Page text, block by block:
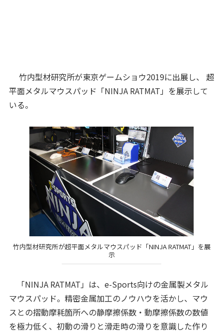
竹内型材研究所が東京ゲームショウ2019に出展し、 超
平面メタルマウスパッド「NINJA RATMAT」を展示して
いる。
竹内型材研究所が超平面メタルマウスパッド「NINJA RATMAT」を展
示
「NINJA RATMAT」は、e-Sports向けの金属製メタル
マウスパッド。精密金属加工のノウハウを活かし、マウ
スとの摺動摩耗箇所への静摩擦係数・動摩擦係数の数値
を極力低く、初動の滑りと滑走時の滑りを意識した作り